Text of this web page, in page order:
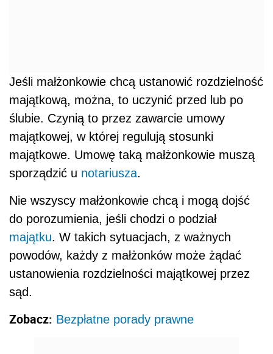
Jeśli małżonkowie chcą ustanowić rozdzielność
majątkową, można, to uczynić przed lub po
ślubie. Czynią to przez zawarcie umowy
majątkowej, w której regulują stosunki
majątkowe. Umowę taką małżonkowie muszą
sporządzić u notariusza.
Nie wszyscy małżonkowie chcą i mogą dojść
do porozumienia, jeśli chodzi o podział
majątku. W takich sytuacjach, z ważnych
powodów, każdy z małżonków może żądać
ustanowienia rozdzielności majątkowej przez
sąd.
Zobacz: Bezpłatne porady prawne